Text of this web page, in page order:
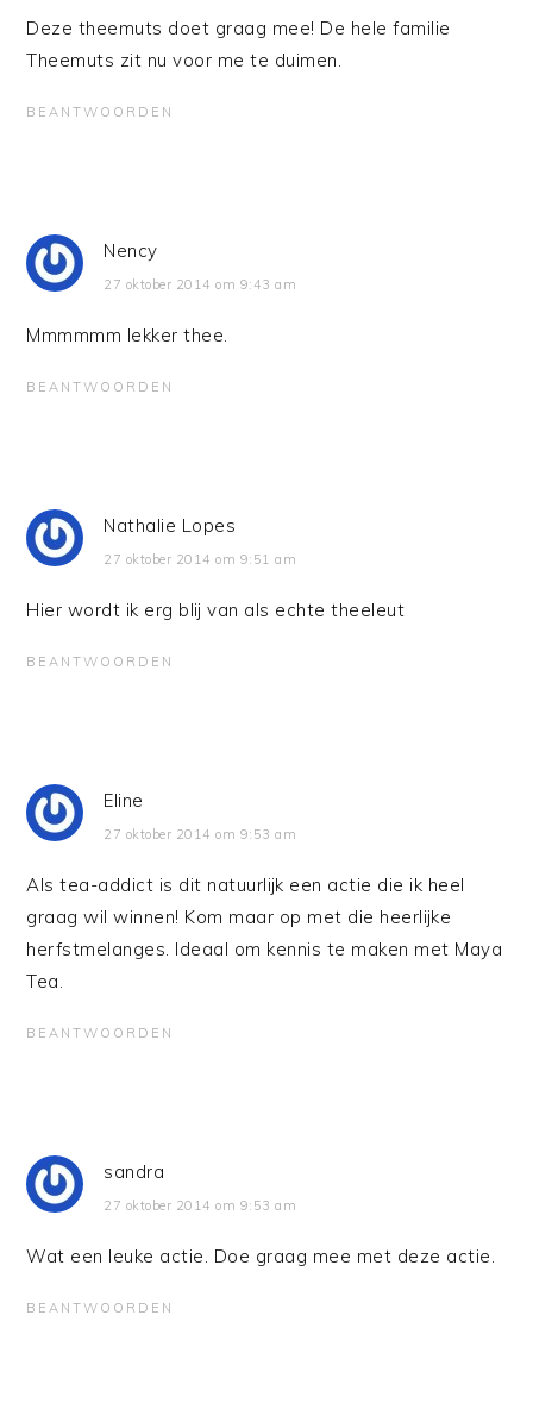
Deze theemuts doet graag mee! De hele familie
Theemuts zit nu voor me te duimen.
BEANTWOORDEN
Nency
27 oktober 2014 om 9:43 am
Mmmmmm lekker thee.
BEANTWOORDEN
Nathalie Lopes
27 oktober 2014 om 9:51 am
Hier wordt ik erg blij van als echte theeleut
BEANTWOORDEN
Eline
27 oktober 2014 om 9:53 am
Als tea-addict is dit natuurlijk een actie die ik heel
graag wil winnen! Kom maar op met die heerlijke
herfstmelanges. Ideaal om kennis te maken met Maya
Tea.
BEANTWOORDEN
sandra
27 oktober 2014 om 9:53 am
Wat een leuke actie. Doe graag mee met deze actie.
BEANTWOORDEN